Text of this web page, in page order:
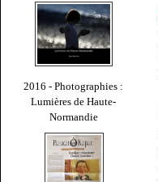
2016 - Photographies :
Lumières de Haute-
Normandie